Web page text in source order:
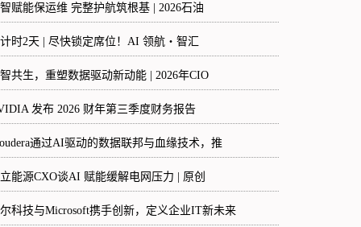
赋能保运维 完整护航筑根基 | 2026石油
时2天 | 尽快锁定席位！AI 领航・智汇
共生，重塑数据驱动新动能 | 2026年CIO
发布 2026 财年第三季度财务报告
通过AI驱动的数据联邦与血缘技术，推
能源CXO谈AI 赋能缓解电网压力 | 原创
科技与Microsoft携手创新，定义企业IT新未来